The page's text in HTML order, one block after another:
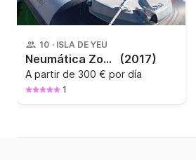
10 · ISLA DE YEU
Neumática Zodiac pro open 650 150CV (2017)
A partir de 300 € por día
1